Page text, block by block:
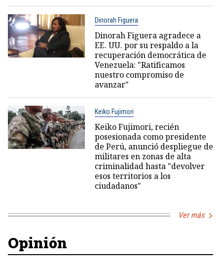
Dinorah Figuera
Dinorah Figuera agradece a
EE. UU. por su respaldo a la
recuperación democrática de
Venezuela: "Ratificamos
nuestro compromiso de
avanzar"
Keiko Fujimori
Keiko Fujimori, recién
posesionada como presidente
de Perú, anunció despliegue de
militares en zonas de alta
criminalidad hasta "devolver
esos territorios a los
ciudadanos"
Ver más
Opinión